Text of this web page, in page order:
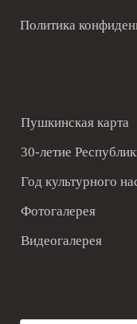
Политика
Пушкинская карта
30-летие
Год культурного
Фотогалерея
Видеогалерея